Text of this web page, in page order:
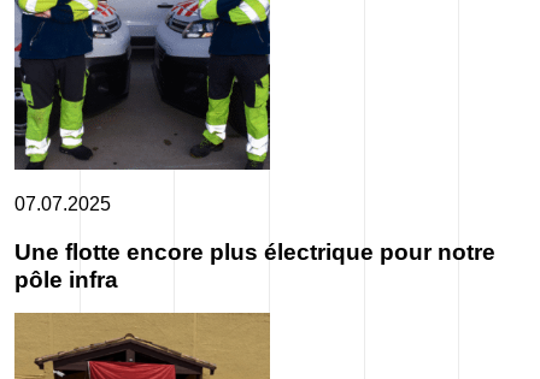
07.07.2025
Une flotte encore plus électrique pour notre
pôle infra